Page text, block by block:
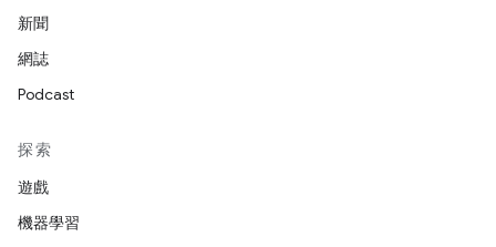
新聞
網誌
Podcast
探索
遊戲
機器學習